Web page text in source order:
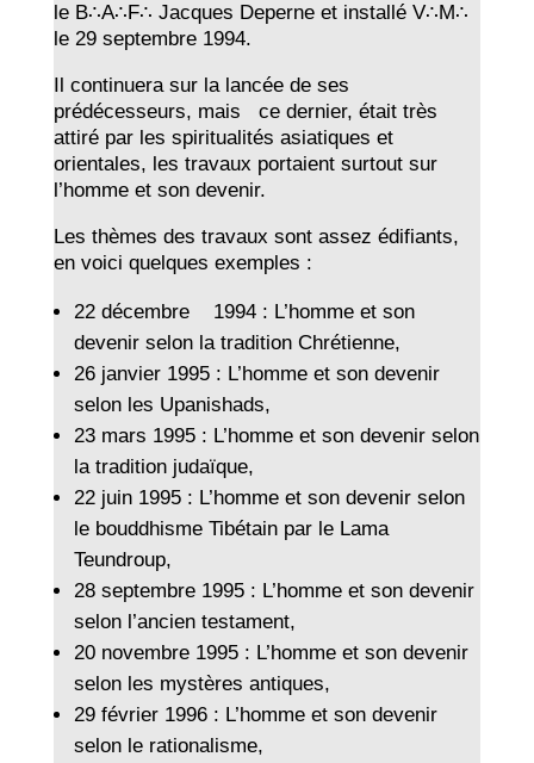
le B∴A∴F∴ Jacques Deperne et installé V∴M∴
le 29 septembre 1994.
Il continuera sur la lancée de ses
prédécesseurs, mais ce dernier, était très
attiré par les spiritualités asiatiques et
orientales, les travaux portaient surtout sur
l’homme et son devenir.
Les thèmes des travaux sont assez édifiants,
en voici quelques exemples :
22 décembre 1994 : L’homme et son
devenir selon la tradition Chrétienne,
26 janvier 1995 : L’homme et son devenir
selon les Upanishads,
23 mars 1995 : L’homme et son devenir selon
la tradition judaïque,
22 juin 1995 : L’homme et son devenir selon
le bouddhisme Tibétain par le Lama
Teundroup,
28 septembre 1995 : L’homme et son devenir
selon l’ancien testament,
20 novembre 1995 : L’homme et son devenir
selon les mystères antiques,
29 février 1996 : L’homme et son devenir
selon le rationalisme,